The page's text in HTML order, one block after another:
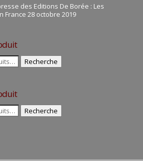
des Editions De Borée : Les
France 28 octobre 2019
Recherche
Recherche